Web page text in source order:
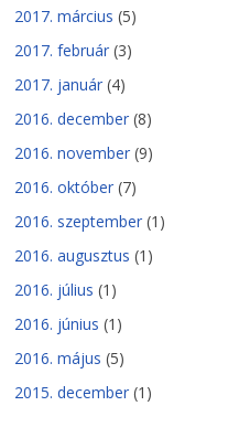
2017. március (5)
2017. február (3)
2017. január (4)
2016. december (8)
2016. november (9)
2016. október (7)
2016. szeptember (1)
2016. augusztus (1)
2016. július (1)
2016. június (1)
2016. május (5)
2015. december (1)